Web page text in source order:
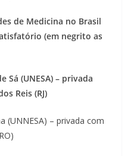
de Medicina no Brasil
(em negrito as
Sá (UNESA) – privada
Reis (RJ)
– privada com